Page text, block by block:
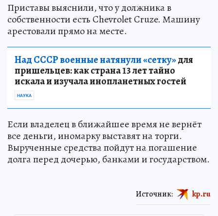
Приставы выяснили, что у должника в
собственности есть Chevrolet Cruze. Машину
арестовали прямо на месте.
Над СССР военные натянули «сетку»для
пришельцев: как страна 13 лет тайно
искала и изучала инопланетных гостей
НАУКА
Если владелец в ближайшее время не вернёт
все деньги, иномарку выставят на торги.
Вырученные средства пойдут на погашение
долга перед дочерью, банками и государством.
Источник: kp.ru